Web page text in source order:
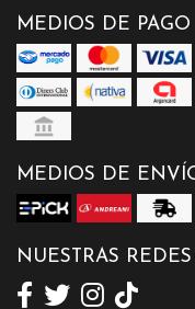
MEDIOS DE PAGO
MEDIOS DE
NUESTRAS